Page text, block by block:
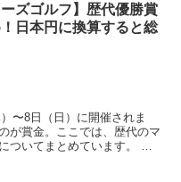
ーズゴルフ】歴代優勝賞
日本円に換算すると総
〜8日（日）に開催されま
が賞金。ここでは、歴代のマ
ついてまとめています。 マ